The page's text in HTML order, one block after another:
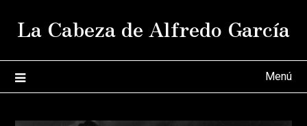
La Cabeza de Alfredo García
Menú